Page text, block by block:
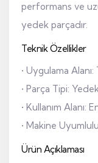
performans ve
yedek parçadır.
Teknik Özellikler
• Uygulama
• Parça Tipi:
• Kullanım Alanı:
• Makine
Ürün Açıklaması